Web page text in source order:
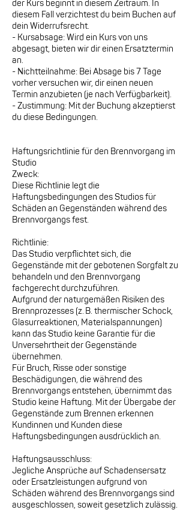
der Kurs beginnt in diesem Zeitraum. In
diesem Fall verzichtest du beim Buchen auf
dein Widerrufsrecht.
- Kursabsage: Wird ein Kurs von uns
abgesagt, bieten wir dir einen Ersatztermin
an.
- Nichtteilnahme: Bei Absage bis 7 Tage
vorher versuchen wir, dir einen neuen
Termin anzubieten (je nach Verfügbarkeit).
- Zustimmung: Mit der Buchung akzeptierst
du diese Bedingungen.
Haftungsrichtlinie für den Brennvorgang im
Studio
Zweck:
Diese Richtlinie legt die
Haftungsbedingungen des Studios für
Schäden an Gegenständen während des
Brennvorgangs fest.
Richtlinie:
Das Studio verpflichtet sich, die
Gegenstände mit der gebotenen Sorgfalt zu
behandeln und den Brennvorgang
fachgerecht durchzuführen.
Aufgrund der naturgemäßen Risiken des
Brennprozesses (z. B. thermischer Schock,
Glasurreaktionen, Materialspannungen)
kann das Studio keine Garantie für die
Unversehrtheit der Gegenstände
übernehmen.
Für Bruch, Risse oder sonstige
Beschädigungen, die während des
Brennvorgangs entstehen, übernimmt das
Studio keine Haftung. Mit der Übergabe der
Gegenstände zum Brennen erkennen
Kundinnen und Kunden diese
Haftungsbedingungen ausdrücklich an.
Haftungsausschluss:
Jegliche Ansprüche auf Schadensersatz
oder Ersatzleistungen aufgrund von
Schäden während des Brennvorgangs sind
ausgeschlossen, soweit gesetzlich zulässig.